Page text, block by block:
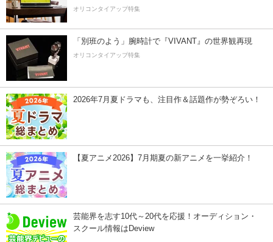
オリコンタイアップ特集
「別班のよう」腕時計で『VIVANT』の世界観再現
オリコンタイアップ特集
2026年7月夏ドラマも、注目作＆話題作が勢ぞろい！
【夏アニメ2026】7月期夏の新アニメを一挙紹介！
芸能界を志す10代～20代を応援！オーディション・
スクール情報はDeview